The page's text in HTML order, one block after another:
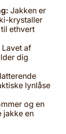
Jakken er
krystaller
ethvert
Lavet af
dig
lynlåse
og en
jakke en